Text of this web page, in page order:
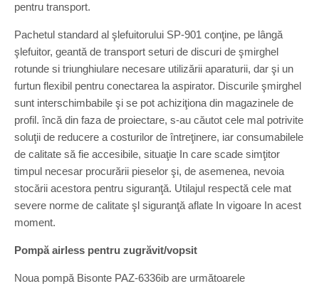
pentru transport.
Pachetul standard al şlefuitorului SP-901 conţine, pe lângă
şlefuitor, geantă de transport seturi de discuri de şmirghel
rotunde si triunghiulare necesare utilizării aparaturii, dar şi un
furtun flexibil pentru conectarea la aspirator. Discurile şmirghel
sunt interschimbabile şi se pot achiziţiona din magazinele de
profil. încă din faza de proiectare, s-au căutot cele mal potrivite
soluţii de reducere a costurilor de întreţinere, iar consumabilele
de calitate să fie accesibile, situaţie In care scade simţitor
timpul necesar procurării pieselor şi, de asemenea, nevoia
stocării acestora pentru siguranţă. Utilajul respectă cele mat
severe norme de calitate şl siguranţă aflate In vigoare In acest
moment.
Pompă airless pentru zugrăvit/vopsit
Noua pompă Bisonte PAZ-6336ib are următoarele